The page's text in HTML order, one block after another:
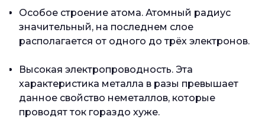
Особое строение атома. Атомный радиус
значительный, на последнем слое
располагается от одного до трёх электронов.
Высокая электропроводность. Эта
характеристика металла в разы превышает
данное свойство неметаллов, которые
проводят ток гораздо хуже.